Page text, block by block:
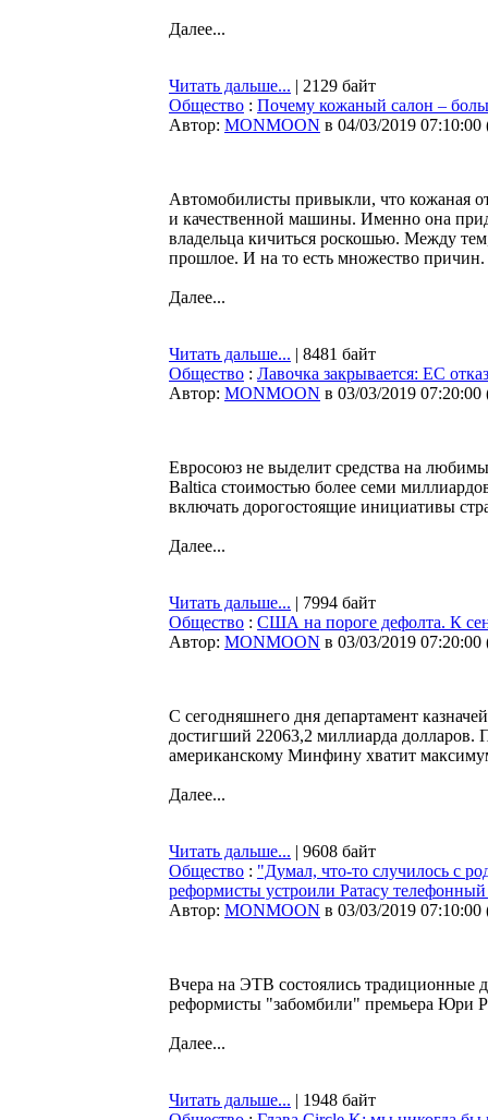
Далее...
Читать дальше... | 2129 байт
Общество : Почему кожаный салон –
Автор: MONMOON в 04/03/2019 07:10:00
Автомобилисты привыкли, что кожаная
и качественной машины. Именно она
владельца кичиться роскошью. Между
прошлое. И на то есть множество причин.
Далее...
Читать дальше... | 8481 байт
Общество : Лавочка закрывается: ЕС
Автор: MONMOON в 03/03/2019 07:20:00
Евросоюз не выделит средства на
Baltica стоимостью более семи
включать дорогостоящие инициативы
Далее...
Читать дальше... | 7994 байт
Общество : США на пороге дефолта. К
Автор: MONMOON в 03/03/2019 07:20:00
С сегодняшнего дня департамент
достигший 22063,2 миллиарда долларов.
американскому Минфину хватит
Далее...
Читать дальше... | 9608 байт
Общество : "Думал, что-то случилось с
реформисты устроили Ратасу телефонный
Автор: MONMOON в 03/03/2019 07:10:00
Вчера на ЭТВ состоялись традиционные
реформисты "забомбили" премьера Юри
Далее...
Читать дальше... | 1948 байт